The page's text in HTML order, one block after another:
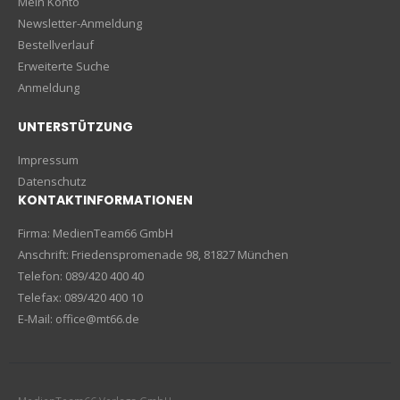
Newsletter-Anmeldung
Bestellverlauf
Erweiterte Suche
Anmeldung
UNTERSTÜTZUNG
Impressum
Datenschutz
KONTAKTINFORMATIONEN
Firma: MedienTeam66 GmbH
Anschrift: Friedenspromenade 98, 81827 München
Telefon: 089/420 400 40
Telefax: 089/420 400 10
E-Mail: office@mt66.de